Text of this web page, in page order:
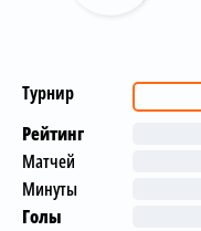
Турнир
Рейтинг
Матчей
Минуты
Голы